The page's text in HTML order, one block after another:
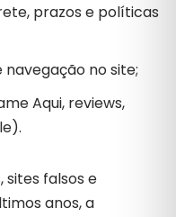
prazos e políticas
no site;
Aqui, reviews,
falsos e
anos, a